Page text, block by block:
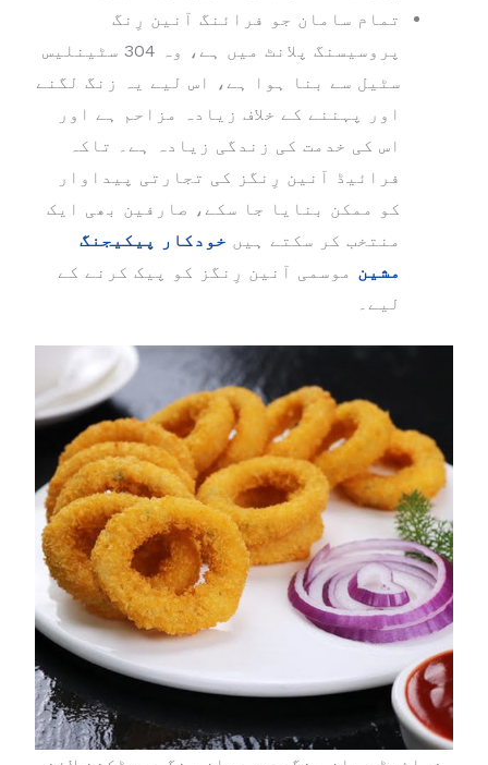
تمام سامان جو فرائنگ آنین رِنگ
پروسیسنگ پلانٹ میں ہے، وہ 304 سٹینلیس
سٹیل سے بنا ہوا ہے، اس لیے یہ زنگ لگنے
اور پہننے کے خلاف زیادہ مزاحم ہے اور
اس کی خدمت کی زندگی زیادہ ہے۔ تاکہ
فرائیڈ آنین رِنگز کی تجارتی پیداوار
کو ممکن بنایا جا سکے، صارفین بھی ایک
منتخب کر سکتے ہیں خودکار پیکیجنگ
مشین موسمی آنین رِنگز کو پیک کرنے کے
لیے۔